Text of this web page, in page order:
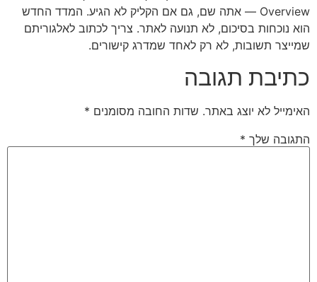
Overview — אתה שם, גם אם הקליק לא הגיע. המדד החדש
הוא נוכחות בסיכום, לא תנועה לאתר. צריך לכתוב לאלגוריתם
שמייצר תשובות, לא רק לאחד שמדרג קישורים.
כתיבת תגובה
האימייל לא יוצג באתר. שדות החובה מסומנים *
התגובה שלך *